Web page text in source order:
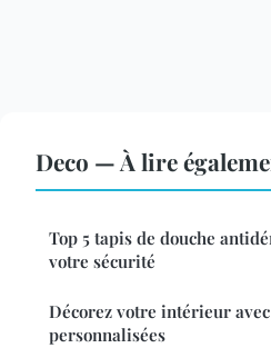
Deco — À lire
Top 5 tapis de douche
votre sécurité
Décorez votre intérieur
personnalisées